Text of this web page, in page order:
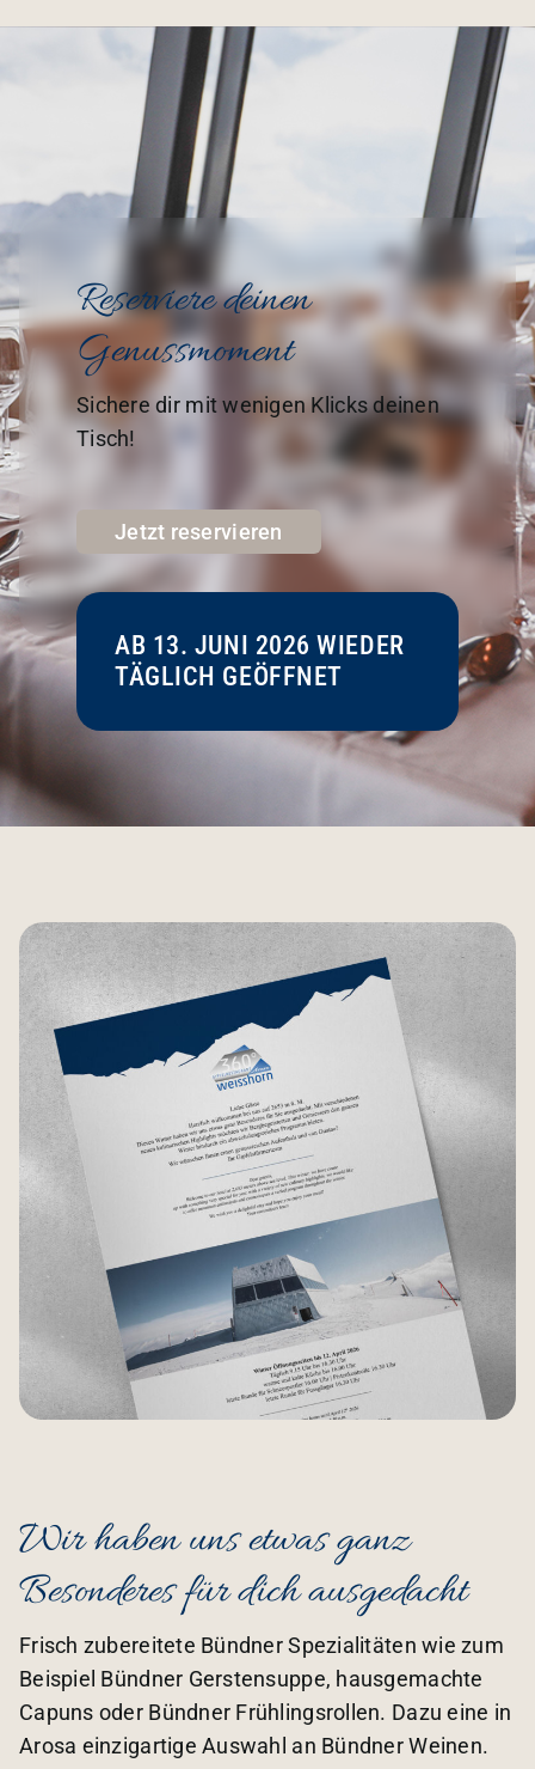
Reserviere deinen
Genussmoment
Sichere dir mit wenigen Klicks deinen
Tisch!
Jetzt reservieren
AB 13. JUNI 2026 WIEDER
TÄGLICH GEÖFFNET
Wir haben uns etwas ganz
Besonderes für dich ausgedacht
Frisch zubereitete Bündner Spezialitäten wie zum
Beispiel Bündner Gerstensuppe, hausgemachte
Capuns oder Bündner Frühlingsrollen. Dazu eine in
Arosa einzigartige Auswahl an Bündner Weinen.